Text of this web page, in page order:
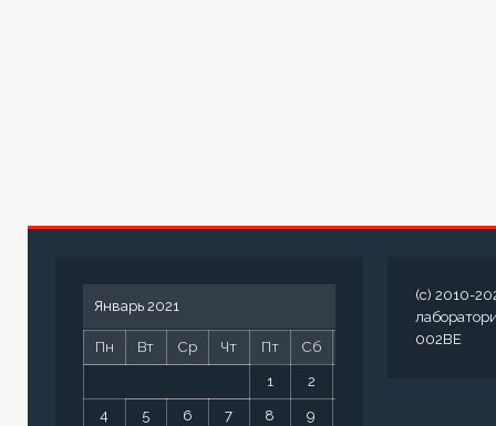
Январь 2021
Пн Вт Ср Чт Пт Сб
1 2
4 5 6 7 8 9
(c) 2010-
002BE